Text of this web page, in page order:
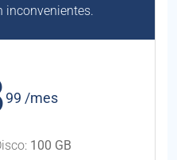
inconvenientes.
99 /mes
100 GB